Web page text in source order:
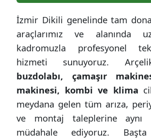
İzmir Dikili genelinde tam
araçlarımız ve alanında
kadromuzla profesyonel
hizmeti sunuyoruz.
buzdolabı, çamaşır
makinesi, kombi ve klima
meydana gelen tüm arıza,
ve montaj taleplerine aynı
müdahale ediyoruz.